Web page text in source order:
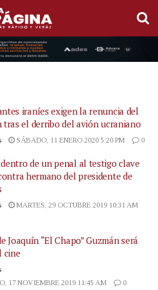
iraníes exigen la renuncia del
tras el derribo del avión ucraniano
SÁBADO, 11 ENERO 2020 5:20 PM 0
de un penal al testigo clave
hermano del presidente de
MARTES, 29 OCTUBRE 2019 10:31 AM
Joaquín “El Chapo” Guzmán será
cine
17 NOVIEMBRE 2019 11:45 AM
0